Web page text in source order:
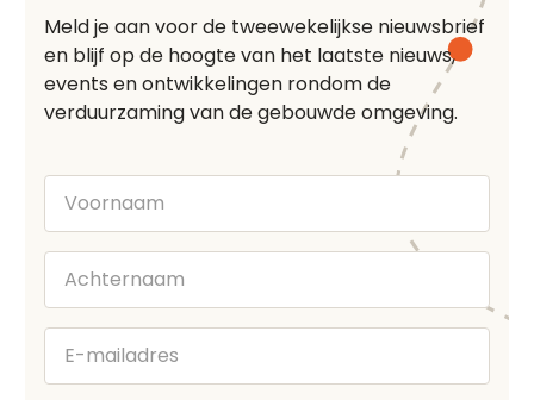
Meld je aan voor de tweewekelijkse nieuwsbrief
en blijf op de hoogte van het laatste nieuws,
events en ontwikkelingen rondom de
verduurzaming van de gebouwde omgeving.
Voornaam
Achternaam
E-
mailadres